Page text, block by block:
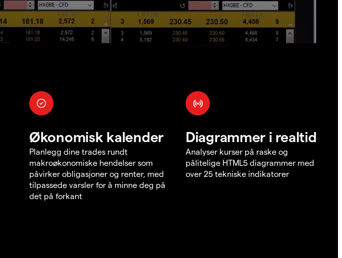
Økonomisk kalender
Planlegg dine trades rundt
makroøkonomiske hendelser som
påvirker obligasjoner og renter, med
tilpassede varsler for å minne deg på
det på forkant
Diagrammer i realtid
Analyser kurser på raske og
pålitelige HTML5 diagrammer med
over 25 tekniske indikatorer